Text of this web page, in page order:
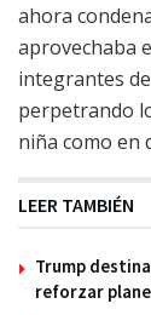
ahora
aprovechaba
integrantes
perpetrando
niña como en
LEER TAMBIÉN
Trump
reforzar